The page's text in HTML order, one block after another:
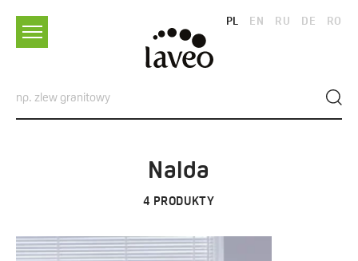
PL EN RU DE RO
Nalda
4 PRODUKTY